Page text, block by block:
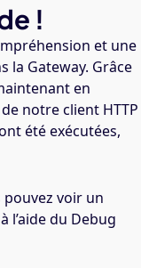
!
et une
la Gateway. Grâce
en
notre client HTTP
été exécutées,
pouvez voir un
l’aide du Debug